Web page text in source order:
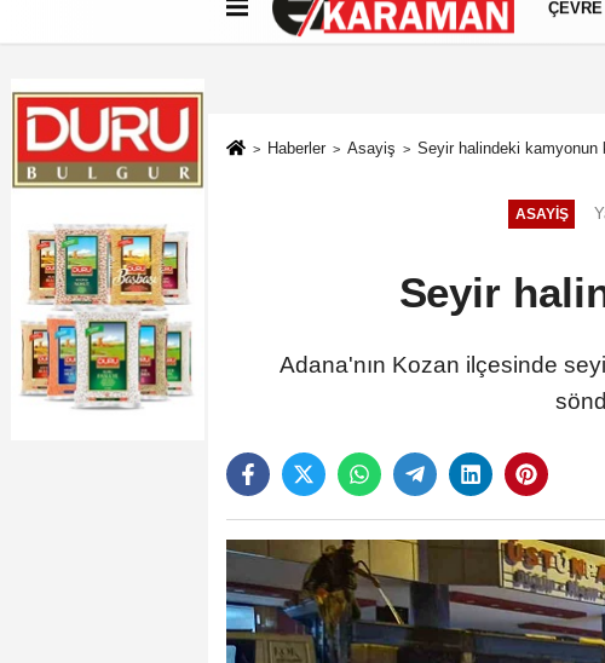
Künye İletişim Çerez Politikası Gizlilik
ÇEVRE
Haberler Asayiş Seyir halindeki kamyonun
ASAYIŞ
Seyir
Adana'nın Kozan ilçesinde